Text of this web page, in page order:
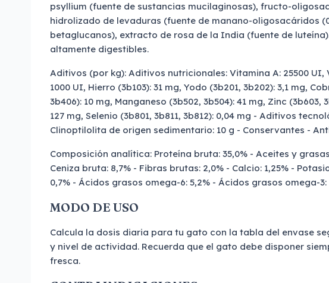
psyllium (fuente de sustancias mucilaginosas), fructo-
hidrolizado de levaduras (fuente de manano-oligosacáridos
betaglucanos), extracto de rosa de la India (fuente de
altamente digestibles.
Aditivos (por kg): Aditivos nutricionales: Vitamina A: 25500 UI,
1000 UI, Hierro (3b103): 31 mg, Yodo (3b201, 3b202): 3,1 mg,
3b406): 10 mg, Manganeso (3b502, 3b504): 41 mg, Zinc (3b603,
127 mg, Selenio (3b801, 3b811, 3b812): 0,04 mg - Aditivos
Clinoptilolita de origen sedimentario: 10 g - Conservantes -
Composición analítica: Proteína bruta: 35,0% - Aceites y
Ceniza bruta: 8,7% - Fibras brutas: 2,0% - Calcio: 1,25% -
0,7% - Ácidos grasos omega-6: 5,2% - Ácidos grasos omega-3:
MODO DE USO
Calcula la dosis diaria para tu gato con la tabla del envase
y nivel de actividad. Recuerda que el gato debe disponer
fresca.